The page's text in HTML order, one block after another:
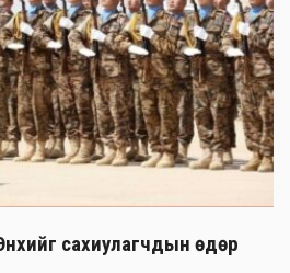
сахиулагчдын өдөр